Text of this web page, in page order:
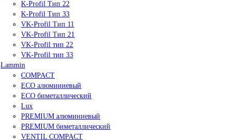
K-Profil Тип 22
K-Profil Тип 33
VK-Profil Тип 11
VK-Profil Тип 21
VK-Profil тип 22
VK-Profil тип 33
Lammin
COMPACT
ECO алюминиевый
ECO биметаллический
Lux
PREMIUM алюминиевый
PREMIUM биметаллический
VENTIL COMPACT